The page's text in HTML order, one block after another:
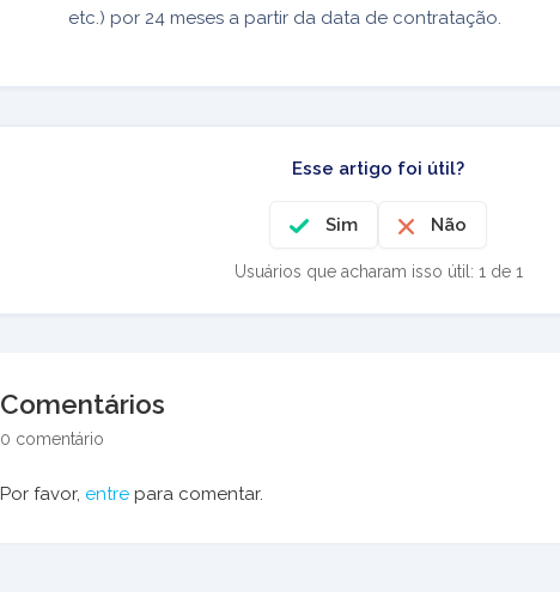
etc.) por 24 meses a partir da data de contratação.
Esse artigo foi útil?
Sim Não
Usuários que acharam isso útil: 1 de 1
Comentários
0 comentário
Por favor, entre para comentar.